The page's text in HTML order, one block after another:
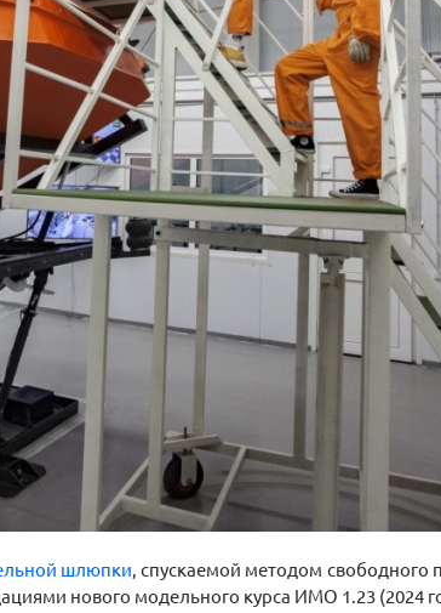
шлюпки, спускаемой методом свободного
нового модельного курса ИМО 1.23 (2024